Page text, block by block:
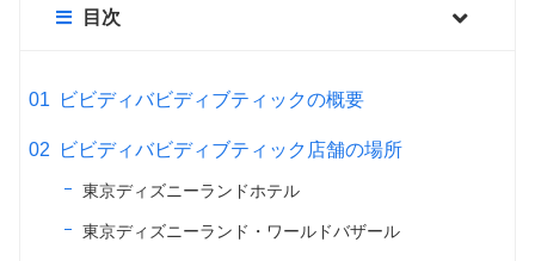
目次
ビビディバビディブティックの概要
ビビディバビディブティック店舗の場所
東京ディズニーランドホテル
東京ディズニーランド・ワールドバザール